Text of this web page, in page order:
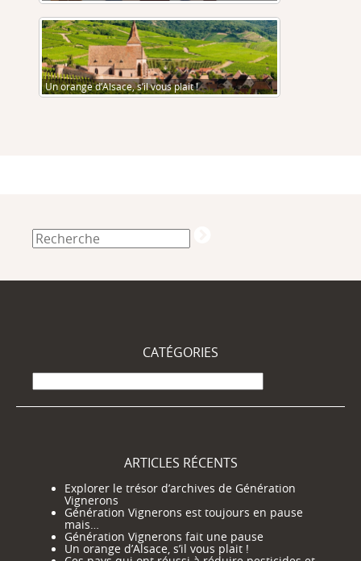
Un orange d’Alsace, s’il vous plait !
CATÉGORIES
Catégories
ARTICLES RÉCENTS
Explorer le trésor d’archives de Génération
Vignerons
Génération Vignerons est toujours en pause
mais…
Génération Vignerons fait une pause
Un orange d’Alsace, s’il vous plait !